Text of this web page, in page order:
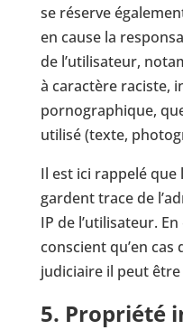
se réserve
en cause la
de l’utilisateur,
à caractère raciste,
pornographique,
utilisé (texte,
Il est ici rappelé
gardent trace de
IP de l’utilisateur.
conscient qu’en cas
judiciaire il peut
5. Propriété